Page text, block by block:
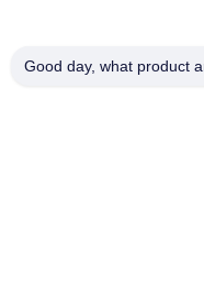
Good day, what product